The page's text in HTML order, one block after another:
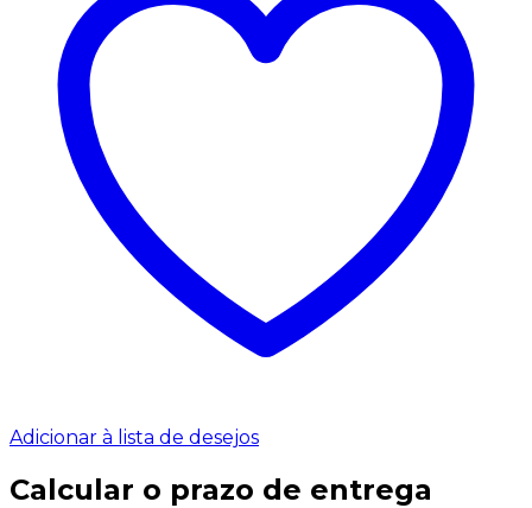
Adicionar à lista de desejos
Calcular o prazo de entrega